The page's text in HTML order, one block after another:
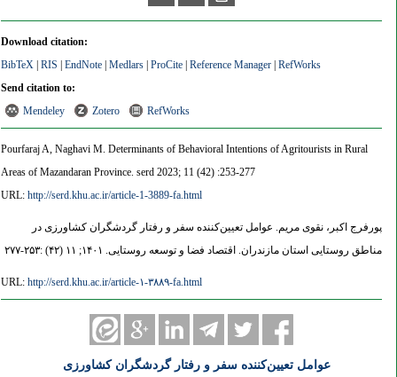
Download citation:
BibTeX|RIS|EndNote|Medlars|ProCite|Reference Manager|RefWorks
Send citation to:
Mendeley
Zotero RefWorks
Pourfaraj A, Naghavi M. Determinants of Behavioral Intentions of Agritourists in Rural
Areas of Mazandaran Province. serd 2023; 11 (42) :253-277
URL:http://serd.khu.ac.ir/article-1-3889-fa.html
پورفرج اکبر، نقوی مریم. عوامل تعیین‌کننده سفر و رفتار گردشگران کشاورزی در
مناطق روستایی استان مازندران. اقتصاد فضا و توسعه روستایی. ۱۴۰۱; ۱۱ (۴۲) :۲۵۳-۲۷۷
URL:http://serd.khu.ac.ir/article-۱-۳۸۸۹-fa.html
عوامل تعیین‌کننده سفر و رفتار گردشگران کشاورزی